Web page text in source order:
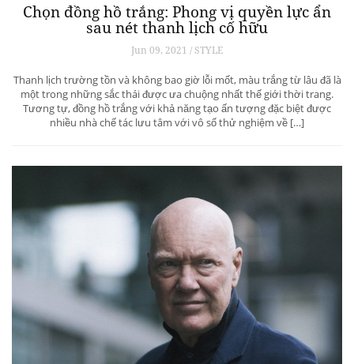
Chọn đồng hồ trắng: Phong vị quyền lực ẩn
sau nét thanh lịch cố hữu
Jun 09, 2021 / STYLE
Thanh lịch trường tồn và không bao giờ lỗi mốt, màu trắng từ lâu đã là
một trong những sắc thái được ưa chuộng nhất thế giới thời trang.
Tương tự, đồng hồ trắng với khả năng tạo ấn tượng đặc biệt được
nhiều nhà chế tác lưu tâm với vô số thử nghiệm về […]